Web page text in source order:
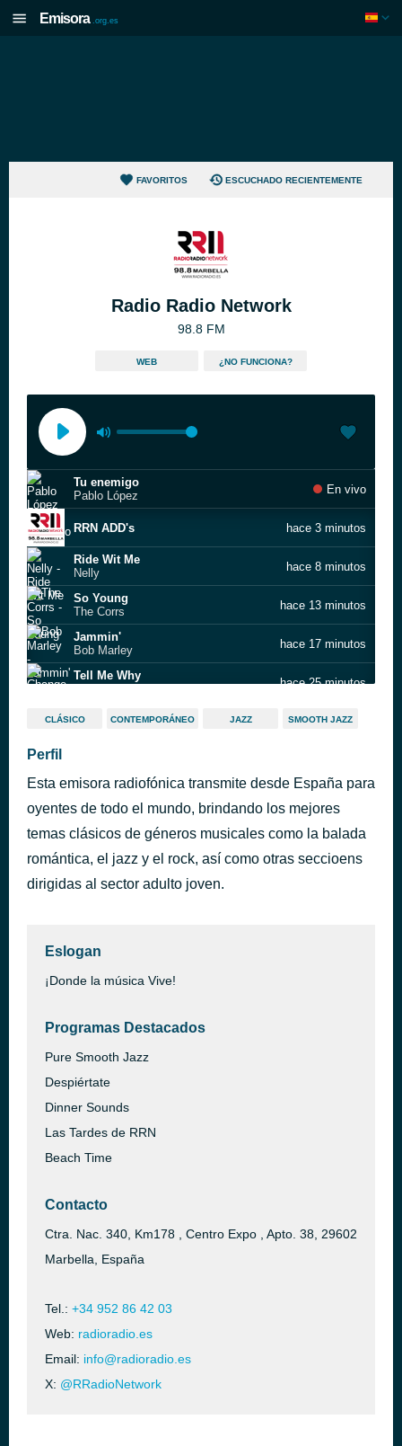
Emisora .org.es
FAVORITOS ESCUCHADO RECIENTEMENTE
Radio Radio Network
98.8 FM
WEB ¿NO FUNCIONA?
Tu enemigo
Pablo López
En vivo
RRN ADD's hace 3 minutos
Ride Wit Me
Nelly
hace 8 minutos
So Young
The Corrs
hace 13 minutos
Jammin'
Bob Marley
hace 17 minutos
Tell Me Why
hace 25 minutos
Waiting for a Star to Fall
hace 30 minutos
Starting Line
Cory Wong
Secret
hace 46 minutos
CLÁSICO CONTEMPORÁNEO JAZZ SMOOTH JAZZ
Perfil
Esta emisora radiofónica transmite desde España para
oyentes de todo el mundo, brindando los mejores
temas clásicos de géneros musicales como la balada
romántica, el jazz y el rock, así como otras seccioens
dirigidas al sector adulto joven.
Eslogan
¡Donde la música Vive!
Programas Destacados
Pure Smooth Jazz
Despiértate
Dinner Sounds
Las Tardes de RRN
Beach Time
Contacto
Ctra. Nac. 340, Km178 , Centro Expo , Apto. 38, 29602
Marbella, España
Tel.: +34 952 86 42 03
Web: radioradio.es
Email: info@radioradio.es
X: @RRadioNetwork